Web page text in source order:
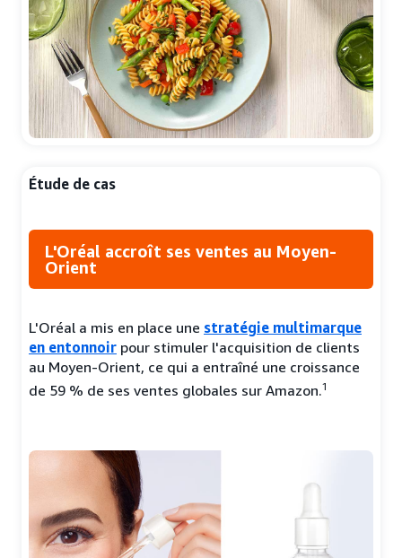
Étude de cas
L'Oréal accroît ses ventes au Moyen-
Orient
L'Oréal a mis en place une stratégie multimarque
en entonnoir pour stimuler l'acquisition de clients
au Moyen-Orient, ce qui a entraîné une croissance
de 59 % de ses ventes globales sur Amazon.1